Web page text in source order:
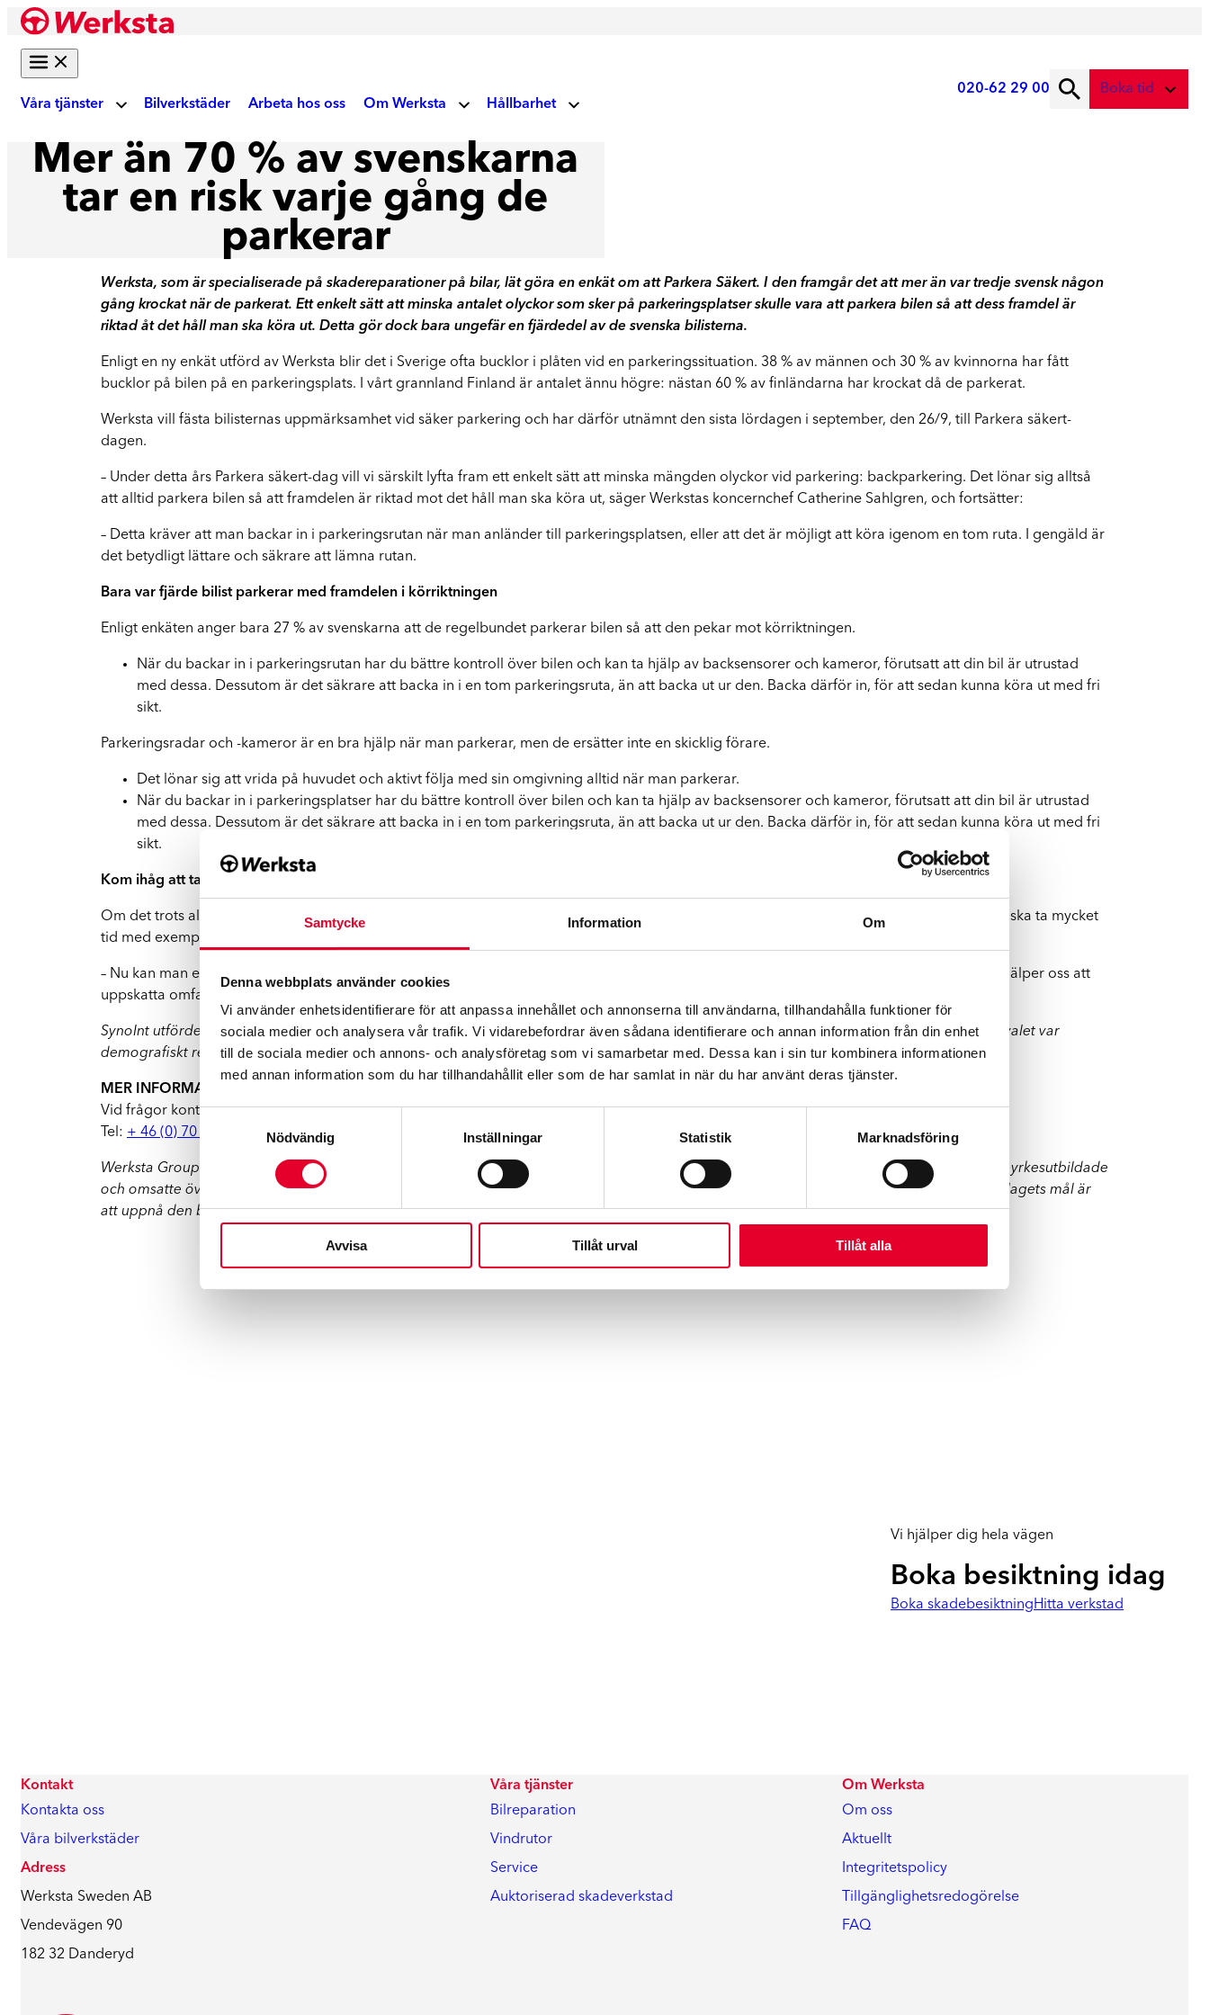
Samtycke Information Om
Denna webbplats använder cookies
Vi använder enhetsidentifierare för att anpassa innehållet och annonserna till användarna, tillhandahålla funktioner för
sociala medier och analysera vår trafik. Vi vidarebefordrar även sådana identifierare och annan information från din enhet
till de sociala medier och annons- och analysföretag som vi samarbetar med. Dessa kan i sin tur kombinera informationen
med annan information som du har tillhandahållit eller som de har samlat in när du har använt deras tjänster.
Samtyckesval
Nödvändig
Inställningar Statistik Marknadsföring
Avvisa Tillåt urval Tillåt alla
Hoppa
innehåll
Våra tjänster
Bilreparation
Gör digital fotobesiktning eller boka tid på
Auktoriserad skadeverkstad
Vi hjälper dig hela vägen
Vi har rätt kompetens för mindre fordon
El- och hybridbilar
Vi reparerar Tesla och andra elbilar
Glas
Bilverkstäder Arbeta hos oss Om Werksta
Om oss
Kundupplevelser
Werksta Group
FAQ
Hållbarhet
Miljö- och klimatansvar
Vårt fokus på miljö och klimat
Corporate Governance
Läs mer om våra prioriteringar
Hållbarhetsrapporter
Ta del av våra rapporter
020-62 29 00 Boka tid
Service
Lagning av stenskott
Boka reparation av vindruta
Byte av vindruta
Mer än 70 % av svenskarna
tar en risk varje gång de
parkerar
Werksta, som är specialiserade på skadereparationer på bilar, lät göra en enkät om att Parkera Säkert. I den framgår det att mer än var tredje svensk någon
gång krockat när de parkerat. Ett enkelt sätt att minska antalet olyckor som sker på parkeringsplatser skulle vara att parkera bilen så att dess framdel är
riktad åt det håll man ska köra ut. Detta gör dock bara ungefär en fjärdedel av de svenska bilisterna.
Enligt en ny enkät utförd av Werksta blir det i Sverige ofta bucklor i plåten vid en parkeringssituation. 38 % av männen och 30 % av kvinnorna har fått
bucklor på bilen på en parkeringsplats. I vårt grannland Finland är antalet ännu högre: nästan 60 % av finländarna har krockat då de parkerat.
Werksta vill fästa bilisternas uppmärksamhet vid säker parkering och har därför utnämnt den sista lördagen i september, den 26/9, till Parkera säkert-
dagen.
– Under detta års Parkera säkert-dag vill vi särskilt lyfta fram ett enkelt sätt att minska mängden olyckor vid parkering: backparkering. Det lönar sig alltså
att alltid parkera bilen så att framdelen är riktad mot det håll man ska köra ut, säger Werkstas koncernchef Catherine Sahlgren, och fortsätter:
– Detta kräver att man backar in i parkeringsrutan när man anländer till parkeringsplatsen, eller att det är möjligt att köra igenom en tom ruta. I gengäld är
det betydligt lättare och säkrare att lämna rutan.
Bara var fjärde bilist parkerar med framdelen i körriktningen
Enligt enkäten anger bara 27 % av svenskarna att de regelbundet parkerar bilen så att den pekar mot körriktningen.
När du backar in i parkeringsrutan har du bättre kontroll över bilen och kan ta hjälp av backsensorer och kameror, förutsatt att din bil är utrustad
med dessa. Dessutom är det säkrare att backa in i en tom parkeringsruta, än att backa ut ur den. Backa därför in, för att sedan kunna köra ut med fri
sikt.
Parkeringsradar och -kameror är en bra hjälp när man parkerar, men de ersätter inte en skicklig förare.
Det lönar sig att vrida på huvudet och aktivt följa med sin omgivning alltid när man parkerar.
När du backar in i parkeringsplatser har du bättre kontroll över bilen och kan ta hjälp av backsensorer och kameror, förutsatt att din bil är utrustad
med dessa. Dessutom är det säkrare att backa in i en tom parkeringsruta, än att backa ut ur den. Backa därför in, för att sedan kunna köra ut med fri
sikt.
Kom ihåg att ta ansvar
Om det trots allt händer en olycka på parkeringsplatsen lönar det sig inte att låta bli att reparera bucklorna bara för att man är rädd att det ska ta mycket
tid med exempelvis skadebesiktningen.
– Nu kan man enkelt göra skadebesiktningen digitalt. Allt du behöver göra är att skicka in bilder på din bilskada via vår
. Bilderna hjälper oss att
uppskatta omfattningen och kostnaden för reparationen, säger Sahlgren.
SynoInt utförde enkäten å Werkstas vägnar i september i form av en Omnibusundersökning. Fler än 1 000 svenskar svarade på enkäten. Urvalet var
demografiskt representativt för befolkningen.
MER INFORMATION:
Vid frågor kontakta Catherine Sahlgren, Koncernchef Werksta Nordic
Tel: + 46 (0) 70 985 85 03 , E-post:catherine.sahlgren@werksta.com
Werksta Group är Nordens ledande skadeverkstadskedja med över 60 verkstäder i Sverige, Finland och Norge.
Koncernen sysselsätter 700 yrkesutbildade
och omsatte över 1,1 miljarder kronor år 2019. Werksta vill vara försäkringsbolagens och bilisternas förstahandsval då bilen skadas och bolagets mål är
att uppnå den bästa kundnöjdheten i branschen.
Vi hjälper dig hela vägen
Boka besiktning idag
Boka skadebesiktningHitta verkstad
Kontakt
Kontakta oss
Våra bilverkstäder
Adress
Werksta Sweden AB
Vendevägen 90
182 32 Danderyd
Våra tjänster
Bilreparation
Vindrutor
Service
Auktoriserad skadeverkstad
Om Werksta
Om oss
Aktuellt
Integritetspolicy
Tillgänglighetsredogörelse
FAQ